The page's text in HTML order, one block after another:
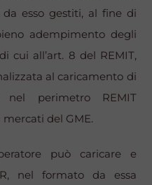
esso gestiti, al fine di
adempimento degli
cui all’art. 8 del REMIT,
al caricamento di
nel perimetro REMIT
del GME.
può caricare e
nel formato da essa